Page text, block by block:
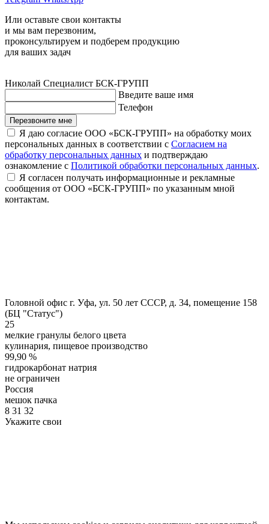
Или оставьте свои контакты
и мы вам перезвоним,
проконсультируем и подберем продукцию
для ваших задач
Николай Специалист БСК-ГРУПП
Введите ваше имя
Телефон
Перезвоните мне
Я даю согласие ООО «БСК-ГРУПП» на обработку моих
персональных данных в соответствии с Согласием на
обработку персональных данных и подтверждаю
ознакомление с Политикой обработки персональных данных.
Я согласен получать информационные и рекламные
сообщения от ООО «БСК-ГРУПП» по указанным мной
контактам.
Головной офис г. Уфа, ул. 50 лет СССР, д. 34, помещение 158
(БЦ "Статус")
25
мелкие гранулы белого цвета
кулинария, пищевое производство
99,90 %
гидрокарбонат натрия
не ограничен
Россия
мешок пачка
8 31 32
Укажите свои